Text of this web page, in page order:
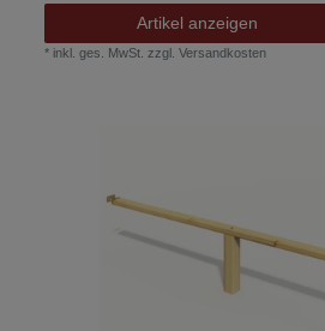
Artikel anzeigen
* inkl. ges. MwSt. zzgl.Versandkosten